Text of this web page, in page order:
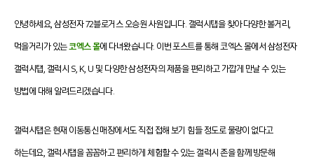
안녕하세요, 삼성전자 72블로거스 오승원 사원입니다. 갤럭시탭을 찾아 다양한 볼거리,
먹을거리가 있는코엑스 몰에 다녀왔습니다. 이번 포스트를 통해 코엑스 몰에서 삼성전자
갤럭시탭, 갤럭시 S, K, U 및 다양한 삼성전자의 제품을 편리하고 가깝게 만날 수 있는
방법에 대해 알려드리겠습니다.
갤럭시탭은 현재 이동통신 매장에서도 직접 접해 보기 힘들 정도로 물량이 없다고
하는데요, 갤럭시탭을 꼼꼼하고 편리하게 체험할 수 있는 갤럭시 존을 함께 방문해